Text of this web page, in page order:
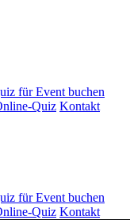
für Event buchen
Quiz Kontakt
für Event buchen
Quiz Kontakt